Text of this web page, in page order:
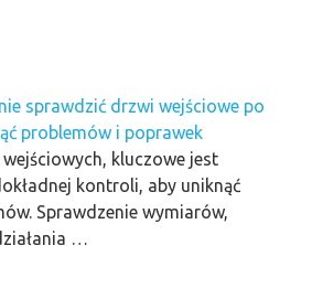
sprawdzić drzwi wejściowe po
problemów i poprawek
kluczowe jest
kontroli, aby uniknąć
Sprawdzenie wymiarów,
…